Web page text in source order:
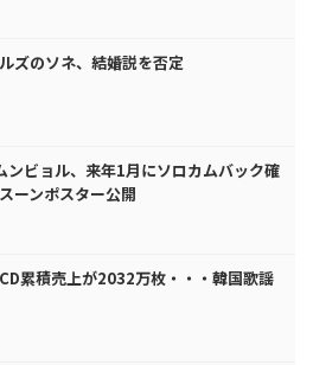
ズのソネ、結婚説を否定
ンビョル、来年1月にソロカムバック確
ーンポスター公開
累積売上が2032万枚・・・韓国歌謡